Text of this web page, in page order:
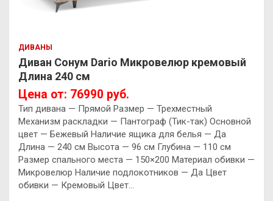
ДИВАНЫ
Диван Сонум Dario Микровелюр кремовый
Длина 240 см
Цена от: 76990 руб.
Тип дивана — Прямой Размер — Трехместный
Механизм раскладки — Пантограф (Тик-так) Основной
цвет — Бежевый Наличие ящика для белья — Да
Длина — 240 см Высота — 96 см Глубина — 110 см
Размер спального места — 150×200 Материал обивки —
Микровелюр Наличие подлокотников — Да Цвет
обивки — Кремовый Цвет…